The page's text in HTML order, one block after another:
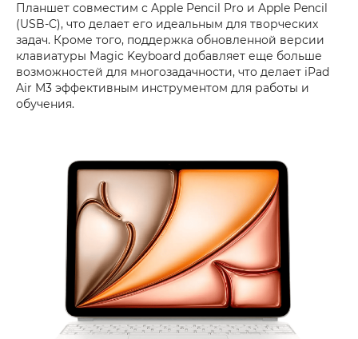
Планшет совместим с Apple Pencil Pro и Apple Pencil
(USB-C), что делает его идеальным для творческих
задач. Кроме того, поддержка обновленной версии
клавиатуры Magic Keyboard добавляет еще больше
возможностей для многозадачности, что делает iPad
Air M3 эффективным инструментом для работы и
обучения.